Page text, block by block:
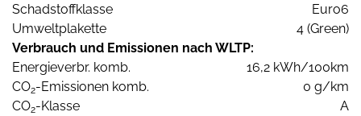
Schadstoffklasse
Euro6
Umweltplakette
4 (Green)
Verbrauch und Emissionen nach WLTP:
Energieverbr. komb.
16,2 kWh/100km
CO2-Emissionen komb.
0 g/km
CO2-Klasse A